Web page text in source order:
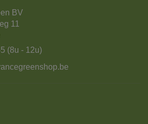
BV
11
(8u - 12u)